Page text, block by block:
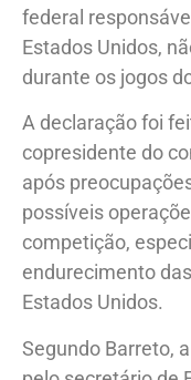
federal
Estados Unidos,
durante os jogos
A declaração foi
copresidente do
após
possíveis
competição,
endurecimento
Estados Unidos.
Segundo Barreto,